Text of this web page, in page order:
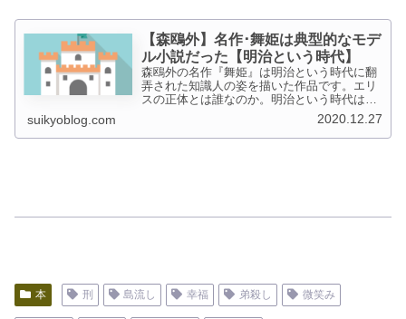
【森鴎外】名作･舞姫は典型的なモデ
ル小説だった【明治という時代】
森鴎外の名作『舞姫』は明治という時代に翻
弄された知識人の姿を描いた作品です。エリ
スの正体とは誰なのか。明治という時代は彼
をどのように扱ったのか。その内側に迫ろう
とすればするほど、国家の存在が今とは全く
違うということに気づかされます。
suikyoblog.com 2020.12.27
本 刑 島流し 幸福 弟殺し 微笑み